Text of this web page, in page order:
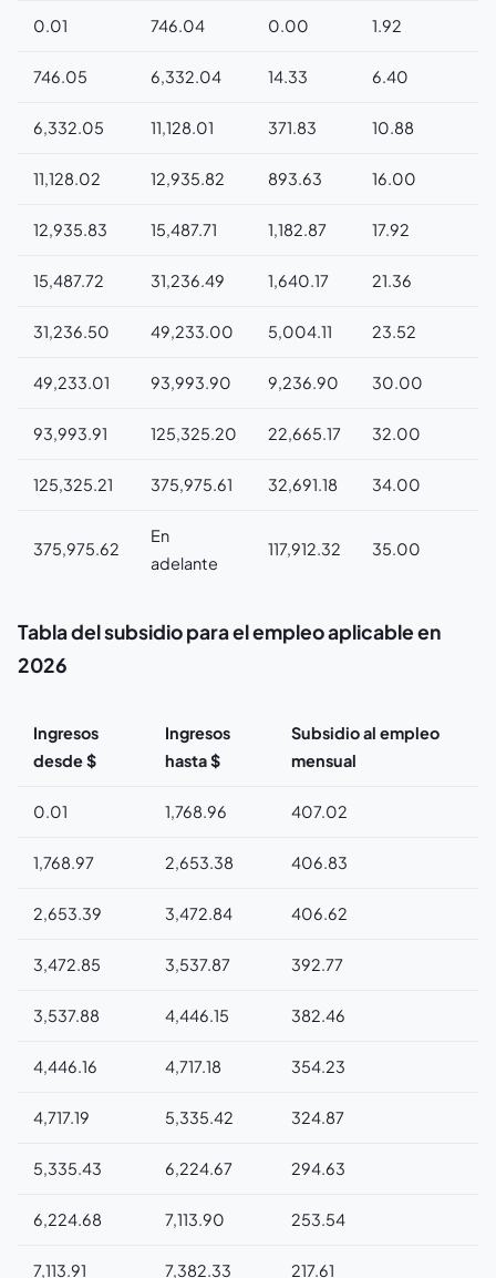
0.01 746.04 0.00 1.92
746.05 6,332.04 14.33 6.40
6,332.05 11,128.01 371.83 10.88
11,128.02 12,935.82 893.63 16.00
12,935.83 15,487.71 1,182.87 17.92
15,487.72 31,236.49 1,640.17 21.36
31,236.50 49,233.00 5,004.11 23.52
49,233.01 93,993.90 9,236.90 30.00
93,993.91 125,325.20 22,665.17 32.00
125,325.21 375,975.61 32,691.18 34.00
375,975.62
En
adelante
117,912.32 35.00
Tabla del subsidio para el empleo aplicable en
2026
Ingresos
desde $
Ingresos
hasta $
Subsidio al empleo
mensual
0.01 1,768.96 407.02
1,768.97 2,653.38 406.83
2,653.39 3,472.84 406.62
3,472.85 3,537.87 392.77
3,537.88 4,446.15 382.46
4,446.16 4,717.18 354.23
4,717.19 5,335.42 324.87
5,335.43 6,224.67 294.63
6,224.68 7,113.90 253.54
7,113.91 7,382.33 217.61